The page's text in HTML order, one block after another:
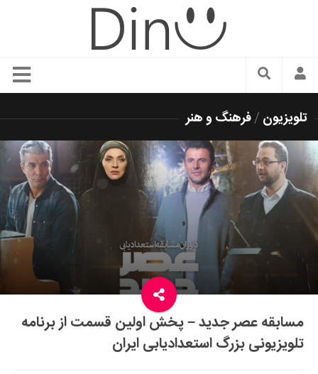
سبک زندگی
زیبایی و آرایش
شیک پوشی
دکوراسیون و چیدمان
رستوران گردی
آشپزی
سفر و گردشگری
ایران گردی
جهان گردی
تلویزیون /فرهنگ و هنر
مسابقه عصر جدید – پخش اولین قسمت از برنامه
تلویزیونی بزرگ استعدادیابی ایران